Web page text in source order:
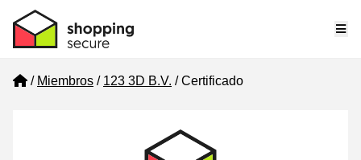
Home
Miembros 123 3D B.V. Certificado